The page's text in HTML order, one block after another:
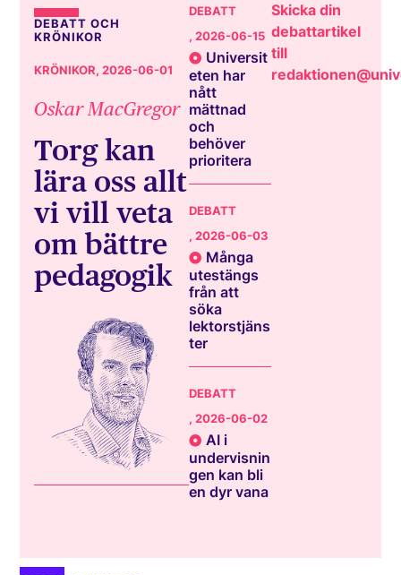
DEBATT OCH
KRÖNIKOR
KRÖNIKOR, 2026-06-01
Oskar MacGregor
Torg kan
lära oss allt
vi vill veta
om bättre
pedagogik
DEBATT
, 2026-06-15
Universit
eten har
nått
mättnad
och
behöver
prioritera
DEBATT
, 2026-06-03
Många
utestängs
från att
söka
lektorstjäns
ter
DEBATT
, 2026-06-02
AI i
undervisnin
gen kan bli
en dyr vana
Skicka din
debattartikel
till